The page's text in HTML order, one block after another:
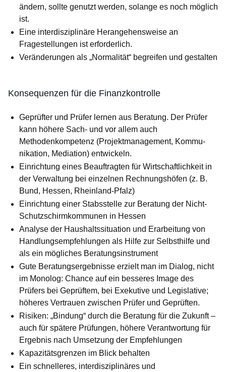
ändern, sollte genutzt werden, solange es noch möglich
ist.
Eine interdisziplinäre Herangehensweise an
Fragestellungen ist erforderlich.
Veränderungen als „Normalität“ begreifen und gestalten
Konsequenzen für die Finanzkontrolle
Geprüfter und Prüfer lernen aus Beratung. Der Prüfer
kann höhere Sach- und vor allem auch
Methodenkompetenz (Projekt­ma­na­ge­ment, Kommu­
nikation, Mediation) entwickeln.
Einrichtung eines Beauftragten für Wirtschaftlichkeit in
der Ver­wal­tung bei einzelnen Rechnungshöfen (z. B.
Bund, Hessen, Rhein­land-Pfalz)
Einrichtung einer Stabsstelle zur Beratung der Nicht-
Schutz­schirm­kommunen in Hessen
Analyse der Haushaltssituation und Erarbeitung von
Hand­lungs­empfeh­lungen als Hilfe zur Selbsthilfe und
als ein mögliches Be­ra­tungs­instrument
Gute Beratungsergebnisse erzielt man im Dialog, nicht
im Monolog: Chance auf ein besseres Image des
Prüfers bei Geprüftem, bei Exe­ku­tive und Legislative;
höheres Vertrauen zwischen Prüfer und Ge­prüften.
Risiken: „Bindung“ durch die Beratung für die Zukunft –
auch für spätere Prüfungen, höhere Verantwortung für
Ergebnis nach Um­setzung der Empfehlungen
Kapazitätsgrenzen im Blick behalten
Ein schnelleres, interdisziplinäres und